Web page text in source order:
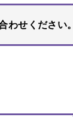
わせください。